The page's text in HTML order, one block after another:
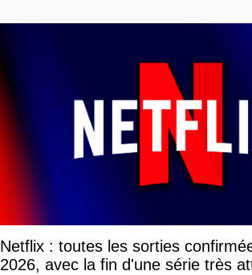
Netflix : toutes les sorties
2026, avec la fin d'une série très